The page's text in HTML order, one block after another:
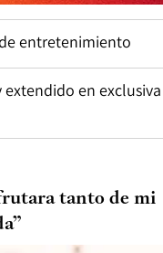
entretenimiento
extendido en exclusiva
tanto de mi